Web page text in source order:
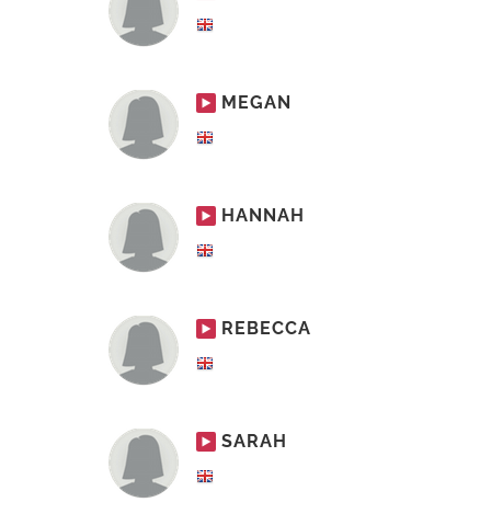
MEGAN
HANNAH
REBECCA
SARAH